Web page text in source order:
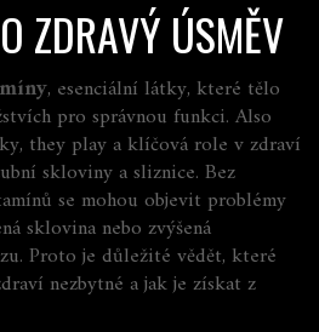
ZDRAVÝ ÚSMĚV
, esenciální látky, které tělo
pro správnou funkci. Also
, they play a klíčová role vzdraví
skloviny a sliznice. Bez
se mohou objevit problémy
sklovina nebo zvýšená
Proto je důležité vědět, které
nezbytné a jak je získat z